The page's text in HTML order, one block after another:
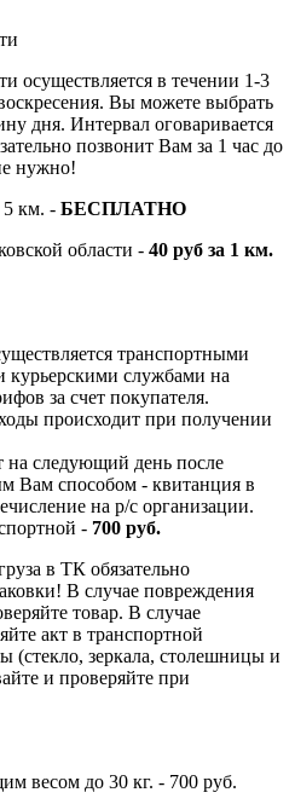
осуществляется в течении 1-3
Вы можете выбрать
дня. Интервал оговаривается
позвонит Вам за 1 час до
нужно!
км. - БЕСПЛАТНО
области - 40 руб за 1 км.
транспортными
службами на
за счет покупателя.
происходит при получении
на следующий день после
Вам способом - квитанция в
на р/с организации.
- 700 руб.
в ТК обязательно
В случае повреждения
товар. В случае
акт в транспортной
(стекло, зеркала, столешницы и
и проверяйте при
весом до 30 кг. - 700 руб.